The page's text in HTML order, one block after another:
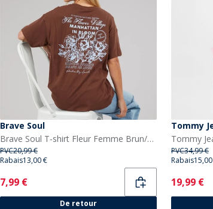
Brave Soul
Brave Soul T-shirt Fleur Femme Brun/Blue Body/Print
PVC20,99 €
Rabais13,00 €
Current
7,99 €
De retour
Tommy
PVC34,99 €
Rabais
Current
19,99 €